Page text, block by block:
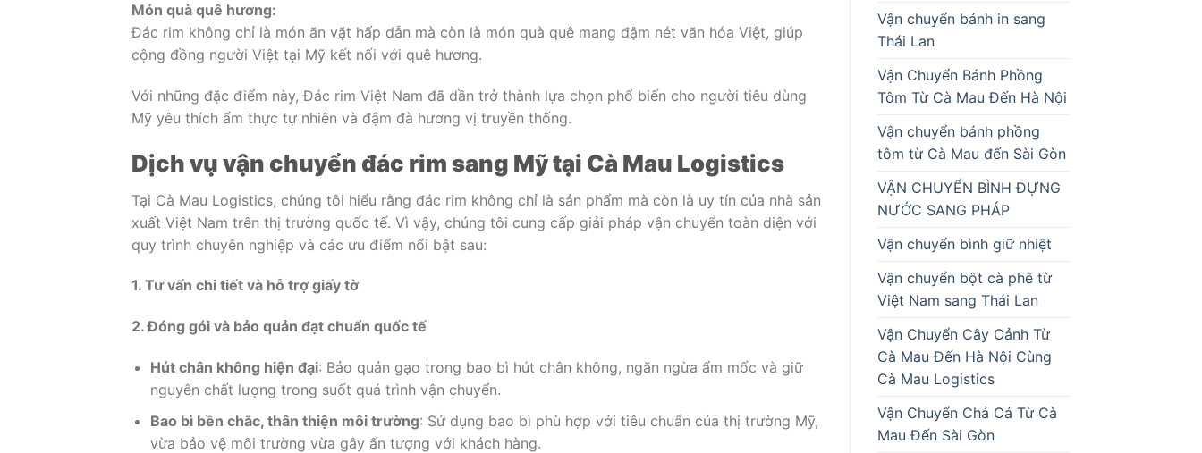
Món quà quê hương:
Đác rim không chỉ là món ăn vặt hấp dẫn mà còn là món quà quê mang đậm nét văn hóa Việt, giúp
cộng đồng người Việt tại Mỹ kết nối với quê hương.
Với những đặc điểm này, Đác rim Việt Nam đã dần trở thành lựa chọn phổ biến cho người tiêu dùng
Mỹ yêu thích ẩm thực tự nhiên và đậm đà hương vị truyền thống.
Dịch vụ vận chuyển đác rim sang Mỹ tại Cà Mau Logistics
Tại Cà Mau Logistics, chúng tôi hiểu rằng đác rim không chỉ là sản phẩm mà còn là uy tín của nhà sản
xuất Việt Nam trên thị trường quốc tế. Vì vậy, chúng tôi cung cấp giải pháp vận chuyển toàn diện với
quy trình chuyên nghiệp và các ưu điểm nổi bật sau:
1. Tư vấn chi tiết và hỗ trợ giấy tờ
2. Đóng gói và bảo quản đạt chuẩn quốc tế
Hút chân không hiện đại: Bảo quản gạo trong bao bì hút chân không, ngăn ngừa ẩm mốc và giữ
nguyên chất lượng trong suốt quá trình vận chuyển.
Bao bì bền chắc, thân thiện môi trường: Sử dụng bao bì phù hợp với tiêu chuẩn của thị trường Mỹ,
vừa bảo vệ môi trường vừa gây ấn tượng với khách hàng.
Vận chuyển bánh in sang
Thái Lan
Vận Chuyển Bánh Phồng
Tôm Từ Cà Mau Đến Hà Nội
Vận chuyển bánh phồng
tôm từ Cà Mau đến Sài Gòn
VẬN CHUYỂN BÌNH ĐỰNG
NƯỚC SANG PHÁP
Vận chuyển bình giữ nhiệt
Vận chuyển bột cà phê từ
Việt Nam sang Thái Lan
Vận Chuyển Cây Cảnh Từ
Cà Mau Đến Hà Nội Cùng
Cà Mau Logistics
Vận Chuyển Chả Cá Từ Cà
Mau Đến Sài Gòn